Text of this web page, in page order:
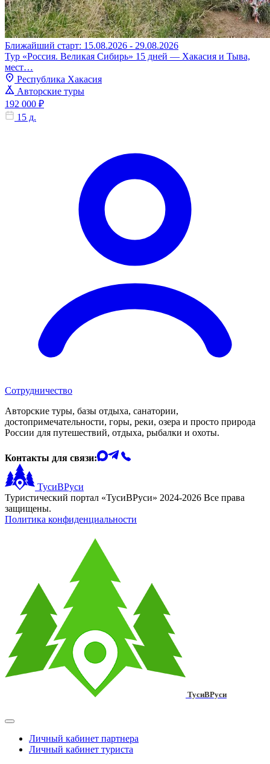
Ближайший старт: 15.08.2026 - 29.08.2026
Тур «Россия. Великая Сибирь» 15 дней — Хакасия и Тыва,
мест…
Республика Хакасия
Авторские туры
192 000 ₽
15 д.
Сотрудничество
Авторские туры, базы отдыха, санатории,
достопримечательности, горы, реки, озера и просто природа
России для путешествий, отдыха, рыбалки и охоты.
Контакты для связи:
ТусиВРуси
Туристический портал «ТусиВРуси» 2024-2026 Все права
защищены.
Политика конфиденциальности
ТусиВРуси
Личный кабинет партнера
Личный кабинет туриста